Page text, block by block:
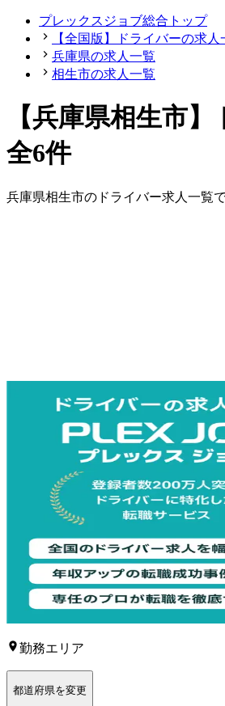
プレックスジョブ総合トップ
【全国版】ドライバーの求人
兵庫県の求人一覧
相生市の求人一覧
【兵庫県相生市
全6件
兵庫県相生市の ドライバー求人一覧で
勤務エリア
都道府県を変更